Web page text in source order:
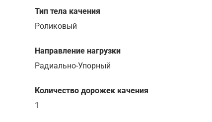
Тип тела качения
Роликовый
Направление нагрузки
Радиально-Упорный
Количество дорожек качения
1